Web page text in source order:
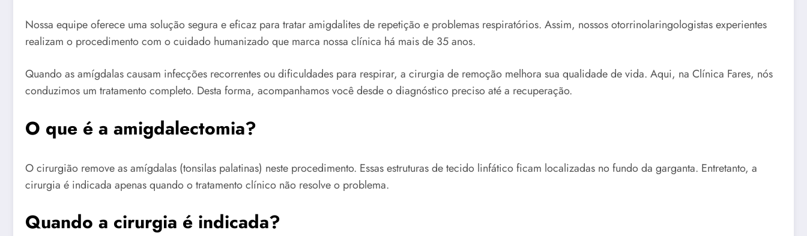
Nossa equipe oferece uma solução segura e eficaz para tratar amigdalites de repetição e problemas respiratórios. Assim, nossos otorrinolaringologistas experientes
realizam o procedimento com o cuidado humanizado que marca nossa clínica há mais de 35 anos.
Quando as amígdalas causam infecções recorrentes ou dificuldades para respirar, a cirurgia de remoção melhora sua qualidade de vida. Aqui, na Clínica Fares, nós
conduzimos um tratamento completo. Desta forma, acompanhamos você desde o diagnóstico preciso até a recuperação.
O que é a amigdalectomia?
O cirurgião remove as amígdalas (tonsilas palatinas) neste procedimento. Essas estruturas de tecido linfático ficam localizadas no fundo da garganta. Entretanto, a
cirurgia é indicada apenas quando o tratamento clínico não resolve o problema.
Quando a cirurgia é indicada?